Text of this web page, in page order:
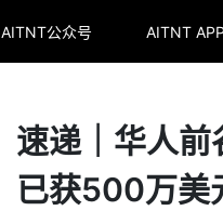
AITNT公众号 AITNT APP
速递｜华人
已获500万美